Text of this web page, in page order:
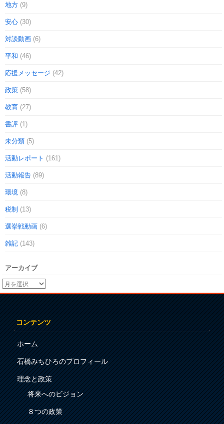
地方 (9)
安心 (30)
対談動画 (6)
平和 (46)
応援メッセージ (42)
政策 (58)
教育 (27)
書評 (1)
未分類 (5)
活動レポート (161)
活動報告 (89)
環境 (8)
税制 (13)
選挙戦動画 (6)
雑記 (143)
アーカイブ
コンテンツ
ホーム
石橋みちひろのプロフィール
理念と政策
将来へのビジョン
８つの政策